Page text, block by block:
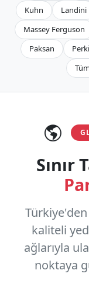
Kuhn
Landini
Massey Ferguson
Paksan
Sınır
kaliteli
ağlarıyla
noktaya